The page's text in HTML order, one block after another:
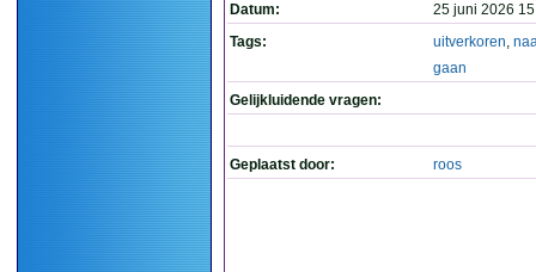
Datum:
25 juni 2026
Tags:
uitverkoren,
gaan
Gelijkluidende vragen:
Geplaatst door: roos